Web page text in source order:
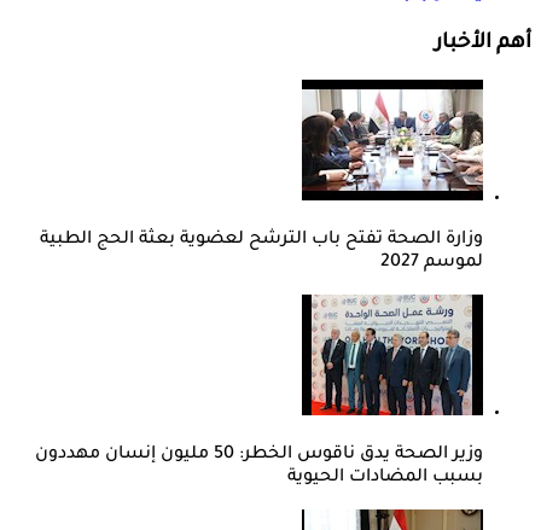
أهم الأخبار
وزارة الصحة تفتح باب الترشح لعضوية بعثة الحج الطبية
لموسم 2027
وزير الصحة يدق ناقوس الخطر: 50 مليون إنسان مهددون
بسبب المضادات الحيوية